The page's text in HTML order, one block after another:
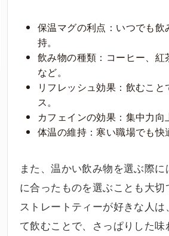
保温マグの利点：いつでも飲
持。
飲み物の種類：コーヒー、紅
など。
リフレッシュ効果：飲むこと
ス。
カフェインの効果：集中力向
体温の維持：寒い職場でも快
また、温かい飲み物を選ぶ際
に合ったものを選ぶことも大切
ストレートティーが好きな人は
て飲むことで、さっぱりした味